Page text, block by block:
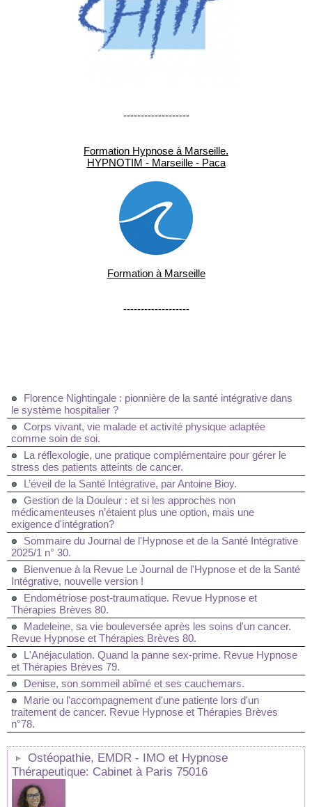
-------------------
Formation Hypnose à Marseille.
HYPNOTIM - Marseille - Paca
Formation à Marseille
-------------------
Florence Nightingale : pionnière de la santé intégrative dans
le système hospitalier ?
Corps vivant, vie malade et activité physique adaptée
comme soin de soi.
La réflexologie, une pratique complémentaire pour gérer le
stress des patients atteints de cancer.
L’éveil de la Santé Intégrative, par Antoine Bioy.
Gestion de la Douleur : et si les approches non
médicamenteuses n’étaient plus une option, mais une
exigence d'intégration?
Sommaire du Journal de l'Hypnose et de la Santé Intégrative
2025/1 n° 30.
Bienvenue à la Revue Le Journal de l'Hypnose et de la Santé
Intégrative, nouvelle version !
Endométriose post-traumatique. Revue Hypnose et
Thérapies Brèves 80.
Madeleine, sa vie bouleversée après les soins d'un cancer.
Revue Hypnose et Thérapies Brèves 80.
L'Anéjaculation. Quand la panne sex-prime. Revue Hypnose
et Thérapies Brèves 79.
Denise, son sommeil abîmé et ses cauchemars.
Marie ou l'accompagnement d'une patiente lors d'un
traitement de cancer. Revue Hypnose et Thérapies Brèves
n°78.
Ostéopathie, EMDR - IMO et Hypnose
Thérapeutique: Cabinet à Paris 75016